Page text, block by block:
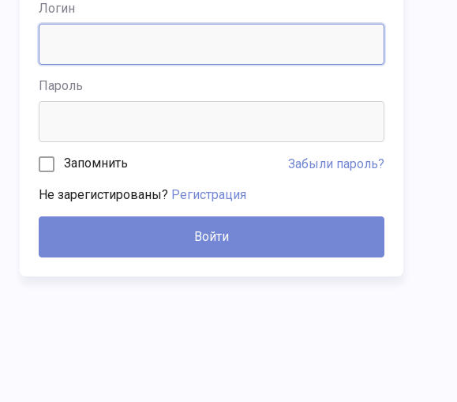
Логин
Пароль
Запомнить Забыли пароль?
Не зарегистированы? Регистрация